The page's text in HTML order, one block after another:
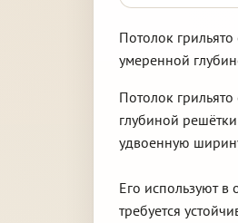
Потолок
умеренной
Потолок
глубиной
удвоенную
Его используют в
требуется